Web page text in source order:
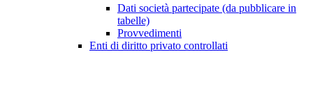
Dati società partecipate (da pubblicare in
tabelle)
Provvedimenti
Enti di diritto privato controllati